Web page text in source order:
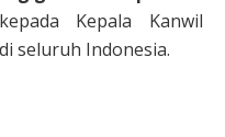
Kepala Kanwil
seluruh Indonesia.